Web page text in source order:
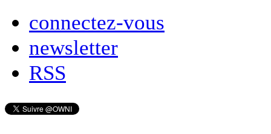
connectez-vous
newsletter
RSS